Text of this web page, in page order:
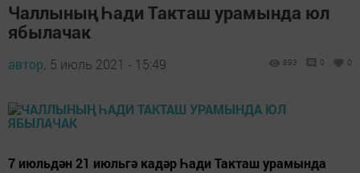
Чаллының Һади Такташ урамында юл
ябылачак
автор, 5 июль 2021 - 15:49 893 0 0
7 июльдән 21 июльгә кадәр Һади Такташ урамында